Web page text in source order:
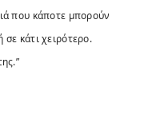
που κάποτε μπορούν
κάτι χειρότερο.